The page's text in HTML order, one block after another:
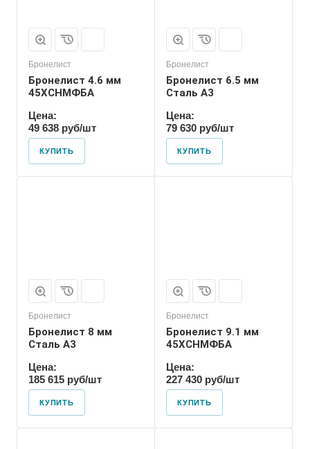
Бронелист
Бронелист 4.6 мм
45ХСНМФБА
Цена:
49 638 руб/шт
КУПИТЬ
Бронелист
Бронелист 6.5 мм
Сталь А3
Цена:
79 630 руб/шт
КУПИТЬ
Бронелист
Бронелист 8 мм
Сталь А3
Цена:
185 615 руб/шт
КУПИТЬ
Бронелист
Бронелист 9.1 мм
45ХСНМФБА
Цена:
227 430 руб/шт
КУПИТЬ